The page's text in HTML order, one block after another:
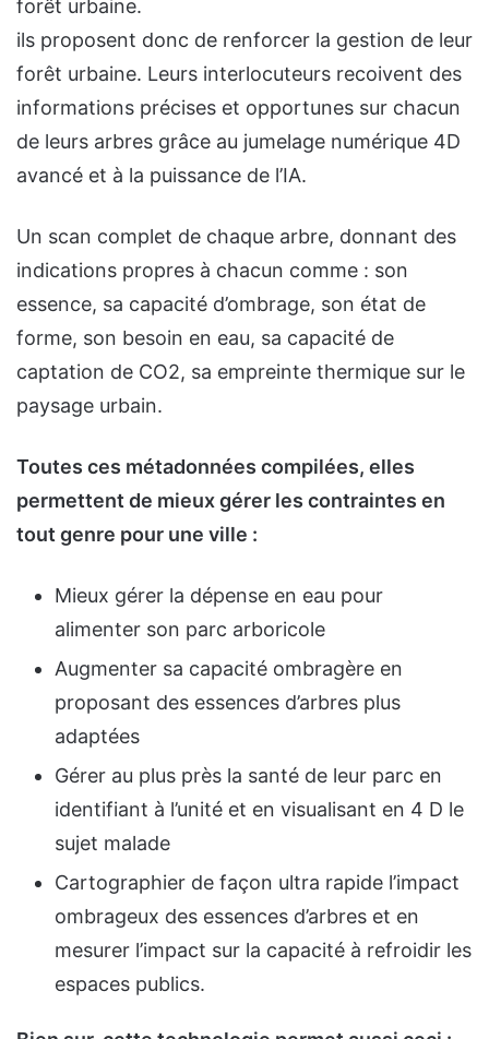
forêt urbaine.
ils proposent donc de renforcer la gestion de leur
forêt urbaine. Leurs interlocuteurs recoivent des
informations précises et opportunes sur chacun
de leurs arbres grâce au jumelage numérique 4D
avancé et à la puissance de l’IA.
Un scan complet de chaque arbre, donnant des
indications propres à chacun comme : son
essence, sa capacité d’ombrage, son état de
forme, son besoin en eau, sa capacité de
captation de CO2, sa empreinte thermique sur le
paysage urbain.
Toutes ces métadonnées compilées, elles
permettent de mieux gérer les contraintes en
tout genre pour une ville :
Mieux gérer la dépense en eau pour
alimenter son parc arboricole
Augmenter sa capacité ombragère en
proposant des essences d’arbres plus
adaptées
Gérer au plus près la santé de leur parc en
identifiant à l’unité et en visualisant en 4 D le
sujet malade
Cartographier de façon ultra rapide l’impact
ombrageux des essences d’arbres et en
mesurer l’impact sur la capacité à refroidir les
espaces publics.